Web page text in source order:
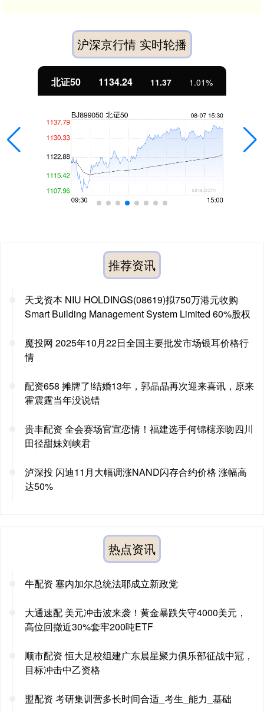
沪深京行情 实时轮播
北证50 1134.24 11.37 1.01%
推荐资讯
天戈资本 NIU HOLDINGS(08619)拟750万港元收购
Smart Building Management System Limited 60%股权
魔投网 2025年10月22日全国主要批发市场银耳价格行
情
配资658 摊牌了!结婚13年，郭晶晶再次迎来喜讯，原来
霍震霆当年没说错
贵丰配资 全会赛场官宣恋情！福建选手何锦櫶亲吻四川
田径甜妹刘峡君
泸深投 闪迪11月大幅调涨NAND闪存合约价格 涨幅高
达50%
热点资讯
牛配资 塞内加尔总统法耶成立新政党
大通速配 美元冲击波来袭！黄金暴跌失守4000美元，
高位回撤近30%套牢200吨ETF
顺市配资 恒大足校组建广东晨星聚力俱乐部征战中冠，
目标冲击中乙资格
盟配资 考研集训营多长时间合适_考生_能力_基础